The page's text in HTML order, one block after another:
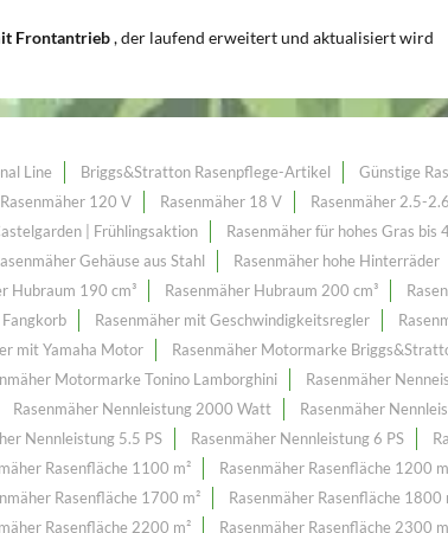
Frontantrieb, der laufend erweitert und aktualisiert wird
Line Briggs&Stratton Rasenpflege-Artikel Günstige
Rasenmäher 120 V Rasenmäher 18 V Rasenmäher 2.5-
| Frühlingsaktion Rasenmäher für hohes Gras bis
Gehäuse aus Stahl Rasenmäher hohe Hinterräder
Hubraum 190 cm³ Rasenmäher Hubraum 200 cm³
Rasenmäher mit Geschwindigkeitsregler
mit Yamaha Motor Rasenmäher Motormarke
Motormarke Tonino Lamborghini Rasenmäher
Rasenmäher Nennleistung 2000 Watt Rasenmäher
Nennleistung 5.5 PS Rasenmäher Nennleistung 6 PS
Rasenfläche 1100 m² Rasenmäher Rasenfläche 1200
Rasenfläche 1700 m² Rasenmäher Rasenfläche 1800
Rasenfläche 2200 m² Rasenmäher Rasenfläche 2300